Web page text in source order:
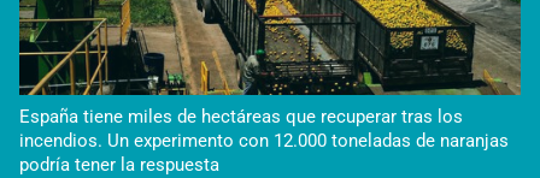
España tiene miles de hectáreas que recuperar tras los
incendios. Un experimento con 12.000 toneladas de naranjas
podría tener la respuesta